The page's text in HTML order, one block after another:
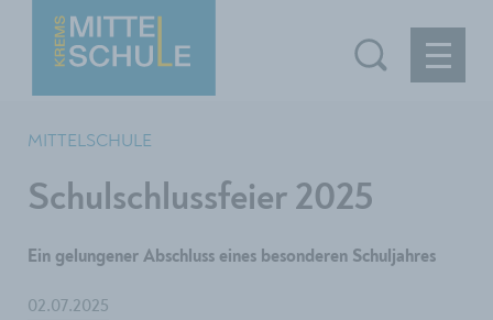
MITTELSCHULE
Schulschlussfeier 2025
Ein gelungener Abschluss eines besonderen Schuljahres
02.07.2025